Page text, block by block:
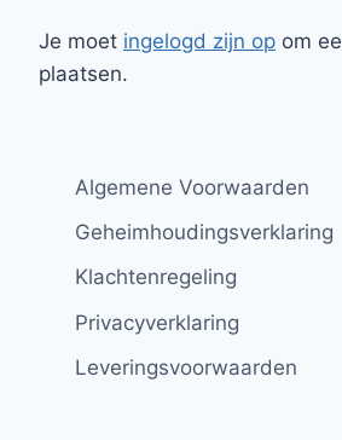
Je moet ingelogd zijn op om
plaatsen.
Algemene Voorwaarden
Geheimhoudingsverklaring
Klachtenregeling
Privacyverklaring
Leveringsvoorwaarden